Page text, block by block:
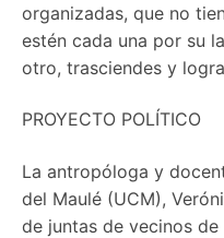
organizadas, que no
estén cada una por su
otro, trasciendes y
PROYECTO POLÍTICO
La antropóloga y
del Maulé (UCM),
de juntas de vecinos